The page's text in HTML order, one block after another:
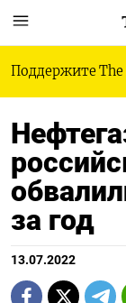
Поддержите The
за год
13.07.2022